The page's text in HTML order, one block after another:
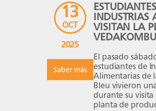
13
OCT
2025
Saber más
INDUSTRIAS
VISITAN LA
El pasado
estudiantes de
Alimentarias de
Bleu vivieron
durante su visita
planta de